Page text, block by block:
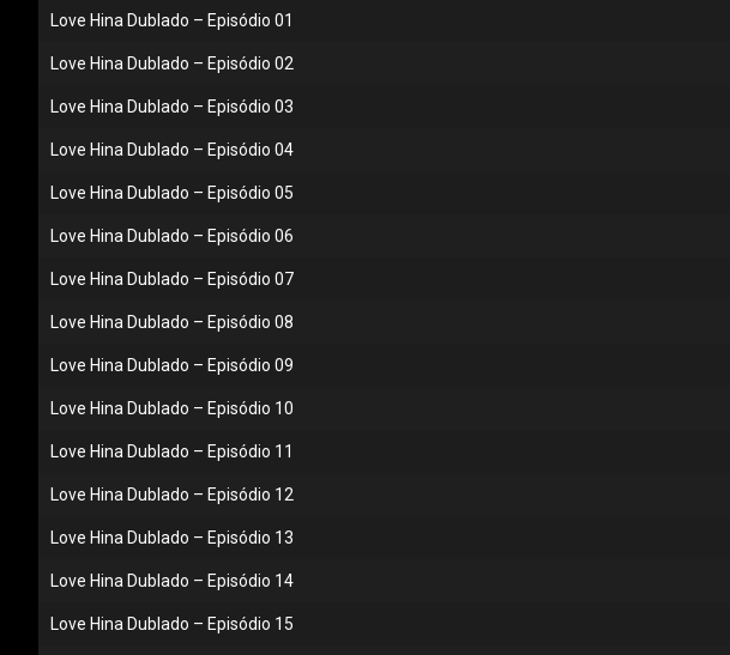
Love Hina Dublado – Episódio 01
Love Hina Dublado – Episódio 02
Love Hina Dublado – Episódio 03
Love Hina Dublado – Episódio 04
Love Hina Dublado – Episódio 05
Love Hina Dublado – Episódio 06
Love Hina Dublado – Episódio 07
Love Hina Dublado – Episódio 08
Love Hina Dublado – Episódio 09
Love Hina Dublado – Episódio 10
Love Hina Dublado – Episódio 11
Love Hina Dublado – Episódio 12
Love Hina Dublado – Episódio 13
Love Hina Dublado – Episódio 14
Love Hina Dublado – Episódio 15